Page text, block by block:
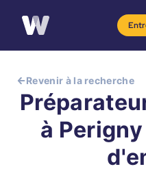
Revenir à la recherche
à